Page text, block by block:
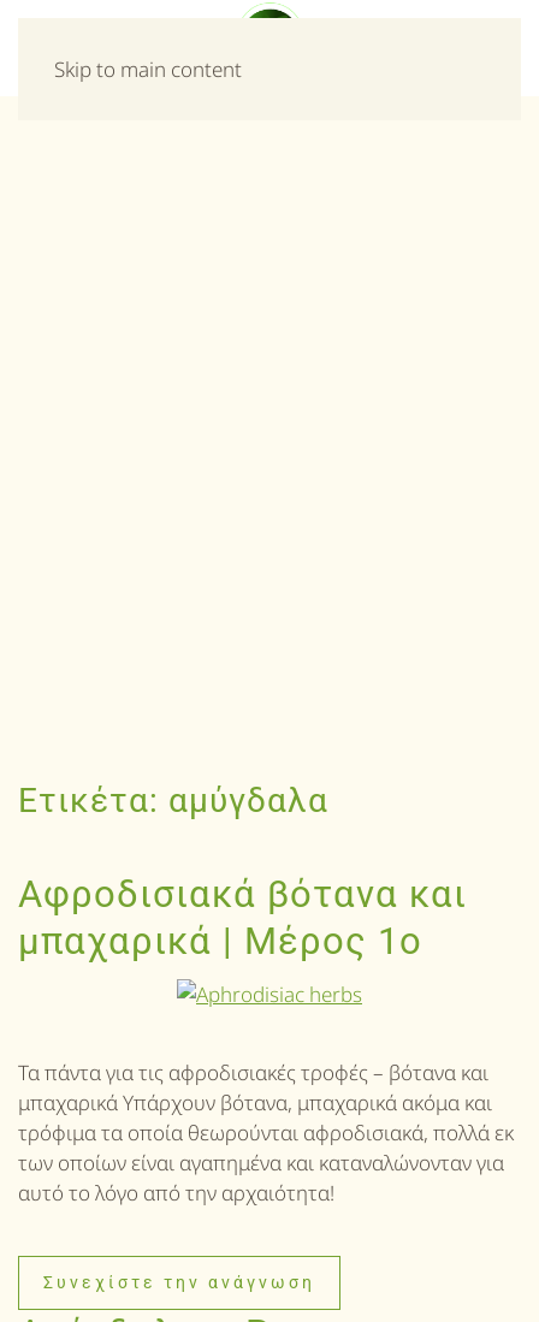
Skip to main content
Ετικέτα: αμύγδαλα
Αφροδισιακά βότανα και
μπαχαρικά | Μέρος 1o
Τα πάντα για τις αφροδισιακές τροφές – βότανα και
μπαχαρικά Υπάρχουν βότανα, μπαχαρικά ακόμα και
τρόφιμα τα οποία θεωρούνται αφροδισιακά, πολλά εκ
των οποίων είναι αγαπημένα και καταναλώνονταν για
αυτό το λόγο από την αρχαιότητα!
Συνεχίστε την ανάγνωση